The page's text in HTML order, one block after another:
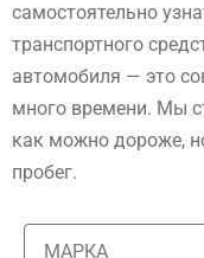
самостоятельно
транспортного
автомобиля — это
много времени. Мы
как можно дороже,
пробег.